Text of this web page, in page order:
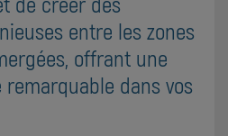
entre les zones
offrant une
dans vos